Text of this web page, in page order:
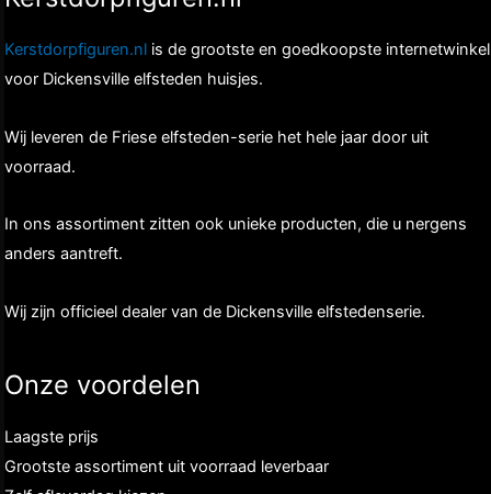
Kerstdorpfiguren.nl is de grootste en goedkoopste internetwinkel
voor Dickensville elfsteden huisjes.
Wij leveren de Friese elfsteden-serie het hele jaar door uit
voorraad.
In ons assortiment zitten ook unieke producten, die u nergens
anders aantreft.
Wij zijn officieel dealer van de Dickensville elfstedenserie.
Onze voordelen
Laagste prijs
Grootste assortiment uit voorraad leverbaar